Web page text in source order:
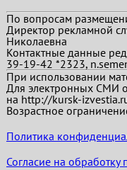
По вопросам
Директор рекламной
Николаевна
Контактные данные
39-19-42 *2323,
При использовании
Для электронных СМИ
на http://kursk-
Возрастное
Политика
Согласие на